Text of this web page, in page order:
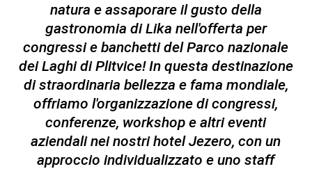
natura e assaporare il gusto della
gastronomia di Lika nell'offerta per
congressi e banchetti del Parco nazionale
dei Laghi di Plitvice! In questa destinazione
di straordinaria bellezza e fama mondiale,
offriamo l'organizzazione di congressi,
conferenze, workshop e altri eventi
aziendali nei nostri hotel Jezero, con un
approccio individualizzato e uno staff